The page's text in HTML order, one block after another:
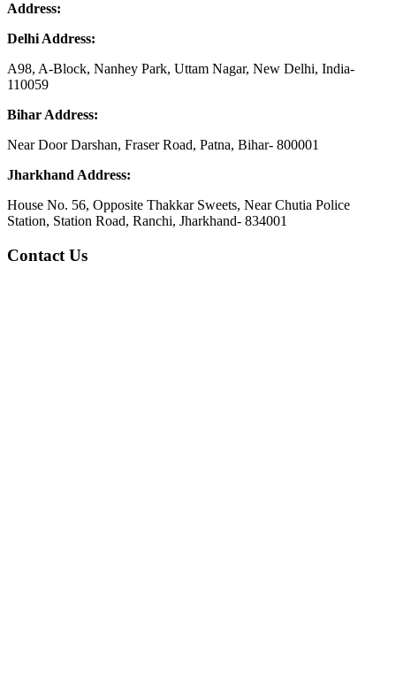
Address:
Delhi Address:
A98, A-Block, Nanhey Park, Uttam Nagar, New Delhi, India-
110059
Bihar Address:
Near Door Darshan, Fraser Road, Patna, Bihar- 800001
Jharkhand Address:
House No. 56, Opposite Thakkar Sweets, Near Chutia Police
Station, Station Road, Ranchi, Jharkhand- 834001
Contact Us